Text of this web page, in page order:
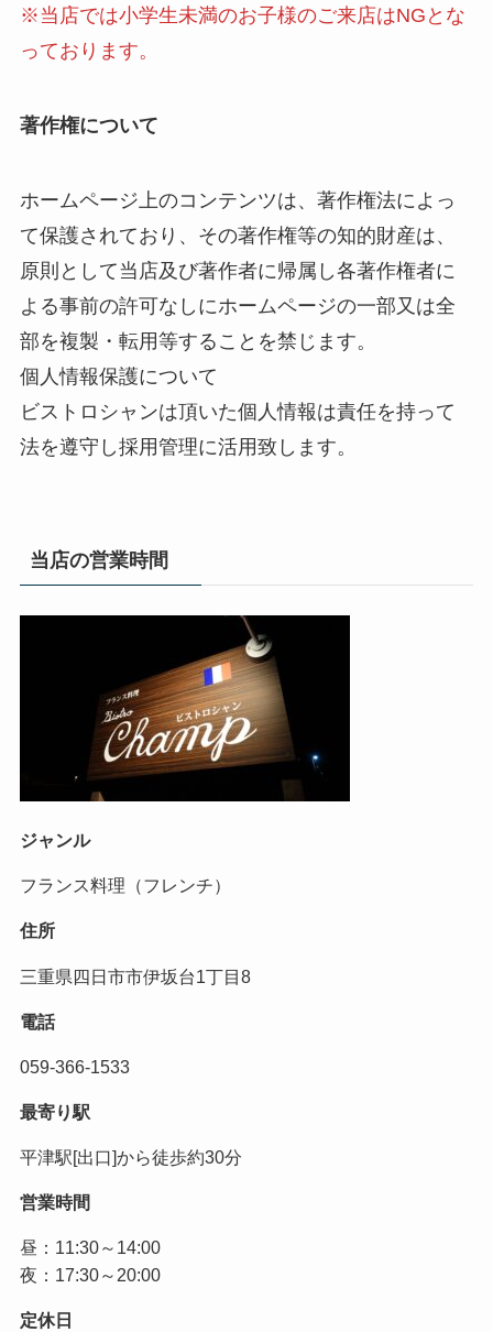
※当店では小学生未満のお子様のご来店はNGとな
っております。
著作権について
ホームページ上のコンテンツは、著作権法によっ
て保護されており、その著作権等の知的財産は、
原則として当店及び著作者に帰属し各著作権者に
よる事前の許可なしにホームページの一部又は全
部を複製・転用等することを禁じます。
個人情報保護について
ビストロシャンは頂いた個人情報は責任を持って
法を遵守し採用管理に活用致します。
当店の営業時間
ジャンル
フランス料理（フレンチ）
住所
三重県四日市市伊坂台1丁目8
電話
059-366-1533
最寄り駅
平津駅[出口]から徒歩約30分
営業時間
昼：11:30～14:00
夜：17:30～20:00
定休日